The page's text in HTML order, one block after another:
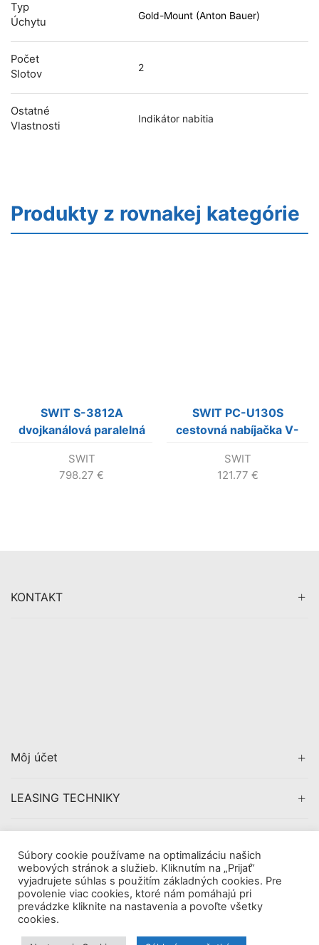
Typ
Úchytu
Gold-Mount (Anton Bauer)
Počet
Slotov
2
Ostatné
Vlastnosti
Indikátor nabitia
Produkty z rovnakej kategórie
SWIT S-3812A
dvojkanálová paralelná
rýchlonabíjačka s LCD
SWIT
798.27 €
SWIT PC-U130S
cestovná nabíjačka V-
SWIT
121.77 €
KONTAKT
Môj účet
LEASING TECHNIKY
Copyright © 2019AVDigital, s.r.o. . All Rights Reserved.
Súbory cookie používame na optimalizáciu našich
webových stránok a služieb. Kliknutím na „Prijať“
vyjadrujete súhlas s použitím základných cookies. Pre
povolenie viac cookies, ktoré nám pomáhajú pri
prevádzke kliknite na nastavenia a povoľte všetky
cookies.